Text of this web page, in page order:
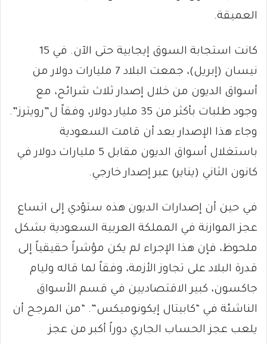
العميقة.
كانت استجابة السوق إيجابية حتى الآن. في 15
نيسان (إبريل)، جمعت البلاد 7 مليارات دولار من
أسواق الديون من خلال إصدار ثلاث شرائح، مع
وجود طلبات بأكثر من 35 مليار دولار، وفقاً ل”رويترز”.
وجاء هذا الإصدار بعد أن قامت السعودية
باستغلال أسواق الديون مقابل 5 مليارات دولار في
كانون الثاني (يناير) عبر إصدار خارجي.
في حين أن إصدارات الديون هذه ستؤدي إلى اتساع
عجز الموازنة في المملكة العربية السعودية بشكل
ملحوظ، فإن هذا الإجراء لم يكن مؤشراً حقيقياً إلى
قدرة البلاد على تجاوز الأزمة، وفقاً لما قاله وليام
جاكسون، كبير الاقتصاديين في قسم الأسواق
الناشئة في “كابيتال إيكونوميكس”. “من المرجح أن
يلعب عجز الحساب الجاري دوراً أكبر من عجز